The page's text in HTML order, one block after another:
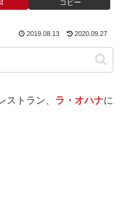
コピー
2019.08.13 2020.09.27
トラン、 ラ・オハナに